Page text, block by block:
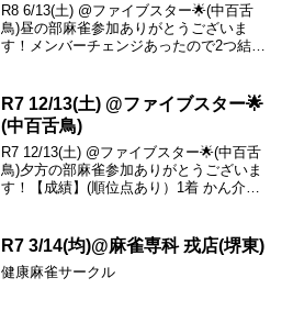
R8 6/13(土) @ファイブスター🌟(中百舌
鳥)昼の部麻雀参加ありがとうございま
す！メンバーチェンジあったので2つ結果
ん介 -1.14着...
R7 12/13(土) @ファイブスター🌟
(中百舌鳥)
R7 12/13(土) @ファイブスター🌟(中百舌
鳥)夕方の部麻雀参加ありがとうございま
す！【成績】(順位点あり）1着 かん介
介さんで...
R7 3/14(均)@麻雀専科 戎店(堺東)
健康麻雀サークル